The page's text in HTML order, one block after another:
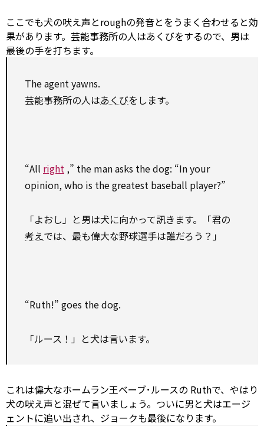
ここでも犬の吠え声とroughの発音とをうまく合わせると効
果があります。芸能事務所の人はあくびをするので、男は
最後の手を打ちます。
Theagentyawns.
芸能事務所の人はあくびをします。
“All right ,” the man asks the dog: “In your
opinion, who is the greatest baseball player?”
「よおし」と男は犬に向かって訊きます。「君の
考えでは、最も偉大な野球選手は誰だろう？」
“Ruth!” goes the dog.
「ルース！」と犬は言います。
これは偉大なホームラン王ベーブ･ルースの Ruthで、やはり
犬の吠え声と混ぜて言いましょう。ついに男と犬はエージ
ェントに追い出され、ジョークも最後になります。